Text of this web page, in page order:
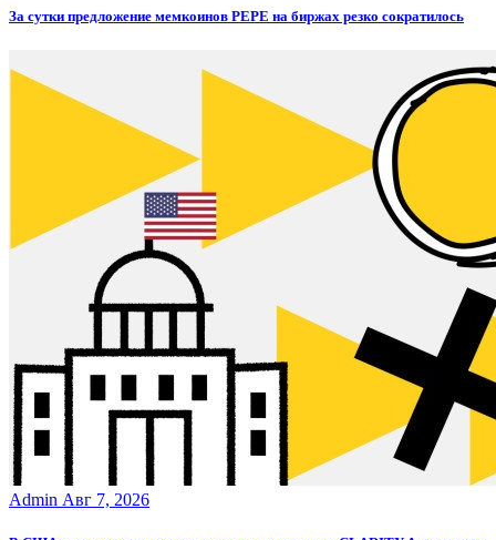
За сутки предложение мемкоинов PEPE на биржах резко сократилось
Admin Авг 7, 2026